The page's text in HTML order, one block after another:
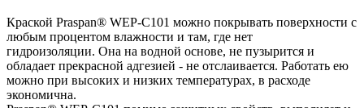
Краской Praspan® WEP-C101 можно покрывать поверхности с
любым процентом влажности и там, где нет
гидроизоляции. Она на водной основе, не пузырится и
обладает прекрасной адгезией - не отслаивается. Работать ею
можно при высоких и низких температурах, в расходе
экономична.